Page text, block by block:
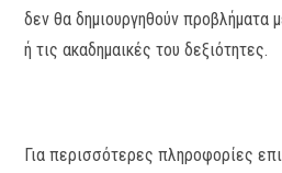
δεν θα δημιουργηθούν προβλήματα
ή τις ακαδημαικές του δεξιότητες.
Για περισσότερες πληροφορίες